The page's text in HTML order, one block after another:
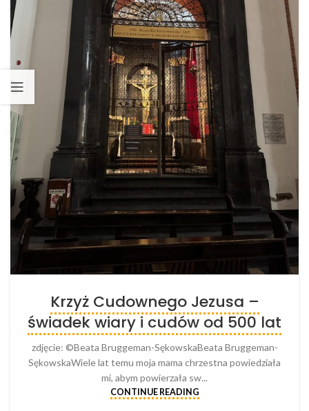
Krzyż Cudownego Jezusa –
świadek wiary i cudów od 500 lat
zdjęcie: ©Beata Bruggeman-SękowskaBeata Bruggeman-
SękowskaWiele lat temu moja mama chrzestna powiedziała
mi, abym powierzała sw...
CONTINUE READING